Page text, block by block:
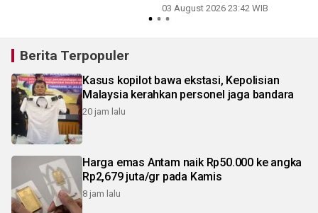
03 August 2026 23:42 WIB
Berita Terpopuler
Kasus kopilot bawa ekstasi, Kepolisian
Malaysia kerahkan personel jaga bandara
20 jam lalu
Harga emas Antam naik Rp50.000 ke angka
Rp2,679 juta/gr pada Kamis
8 jam lalu